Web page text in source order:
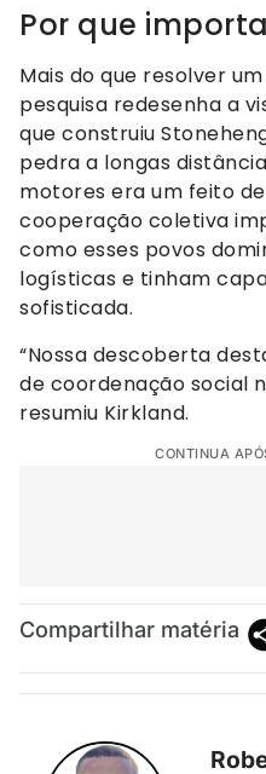
Por que importa
Mais do que resolver
pesquisa redesenha a
que construiu
pedra a longas
motores era um feito
cooperação coletiva
como esses povos
logísticas e tinham
sofisticada.
“Nossa descoberta
de coordenação social
resumiu Kirkland.
CONTINUA
Compartilhar matéria